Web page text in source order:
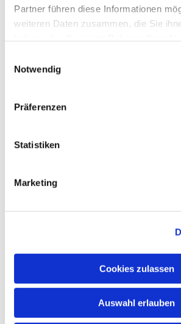
Partner führen diese Informationen
weiteren Daten zusammen, die Sie
Notwendig
Präferenzen
Statistiken
Marketing
Cookies zulassen
Auswahl erlauben